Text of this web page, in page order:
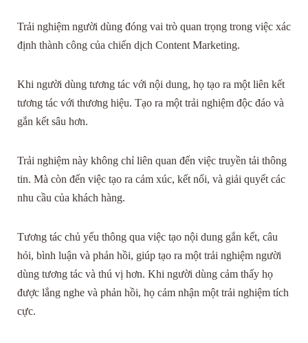
Trải nghiệm người dùng đóng vai trò quan trọng trong việc xác
định thành công của chiến dịch Content Marketing.
Khi người dùng tương tác với nội dung, họ tạo ra một liên kết
tương tác với thương hiệu. Tạo ra một trải nghiệm độc đáo và
gắn kết sâu hơn.
Trải nghiệm này không chỉ liên quan đến việc truyền tải thông
tin. Mà còn đến việc tạo ra cảm xúc, kết nối, và giải quyết các
nhu cầu của khách hàng.
Tương tác chủ yếu thông qua việc tạo nội dung gắn kết, câu
hỏi, bình luận và phản hồi, giúp tạo ra một trải nghiệm người
dùng tương tác và thú vị hơn. Khi người dùng cảm thấy họ
được lắng nghe và phản hồi, họ cảm nhận một trải nghiệm tích
cực.